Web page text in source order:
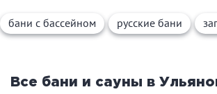
Русская баня
На дровах
бани с бассейном русские бани
Все бани и сауны в